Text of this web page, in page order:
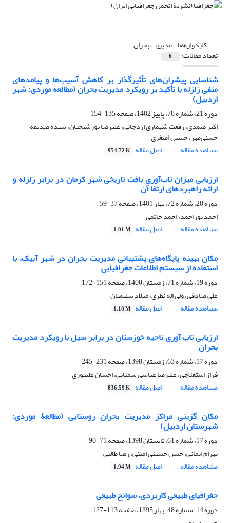
کلیدواژه‌ها =مدیریت بحران
تعداد مقالات: 6
شناسایی پیشران‌های تأثیرگذار بر کاهش آسیب‌ها و پیامدهای
منفی زلزله با تأکید بر رویکرد مدیریت بحران (مطالعه موردی: شهر
اردبیل)
دوره 21، شماره 78، پاییز 1402، صفحه
135-154
اکبر صمدی، رفعت شهماری اردجانی، علیرضا پورشیخیان، سیده صدیقه
حسنی‌مهر، حسین اصغری
مشاهده مقاله
اصل مقاله 954.72 K
ارزیابی میزان تاب‌آوری بافت تاریخی شهر کرمان در برابر زلزله و
ارائه راهبردهای ارتقا آن
دوره 20، شماره 72، بهار 1401، صفحه
37-59
احمد پوراحمد، احمد حاتمی
مشاهده مقاله
اصل مقاله 1.01 M
مکان‌ بهینه پایگاه‌های پشتیبانی مدیریت بحران در شهر آبیک، با
استفاده از سیستم اطلاعات جغرافیایی
دوره 19، شماره 71، زمستان 1400، صفحه
151-172
علی صادقی، ولی اله نظری، میلاد سلیمیان
مشاهده مقاله
اصل مقاله 1.18 M
ارزیابی تاب آوری ناحیه خوزستان در برابر سیل با رویکرد مدیریت
بحران
دوره 17، شماره 63، زمستان 1398، صفحه
231-245
فراز استعلاجی، علیرضا عباسی سمنانی، احسان علیپوری
مشاهده مقاله
اصل مقاله 836.59 K
مکان گزینی مراکز مدیریت بحران روستایی (مطالعۀ موردی:
شهرستان اردبیل)
دوره 17، شماره 61، تابستان 1398، صفحه
71-90
بهرام ایمانی، حسن حسینی امینی، رضا طالبی
مشاهده مقاله
اصل مقاله 1.94 M
جغرافیای طبیعی کاربردی، سوانح طبیعی
دوره 14، شماره 48، بهار 1395، صفحه
113-127